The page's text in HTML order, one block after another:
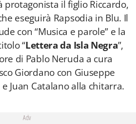
protagonista il figlio Riccardo,
eseguirà Rapsodia in Blu. Il
con “Musica e parole” e la
“Lettera da Isla Negra”,
di Pablo Neruda a cura
Giordano con Giuseppe
Juan Catalano alla chitarra.
Adv